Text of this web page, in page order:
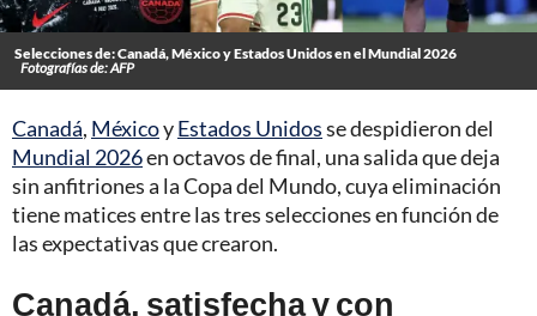
Selecciones de: Canadá, México y Estados Unidos en el Mundial 2026
Fotografías de: AFP
Canadá, MéxicoyEstados Unidosse despidieron del
Mundial 2026en octavos de final, una salida que deja
sin anfitriones a la Copa del Mundo, cuya eliminación
tiene matices entre las tres selecciones en función de
las expectativas que crearon.
Canadá, satisfecha y con